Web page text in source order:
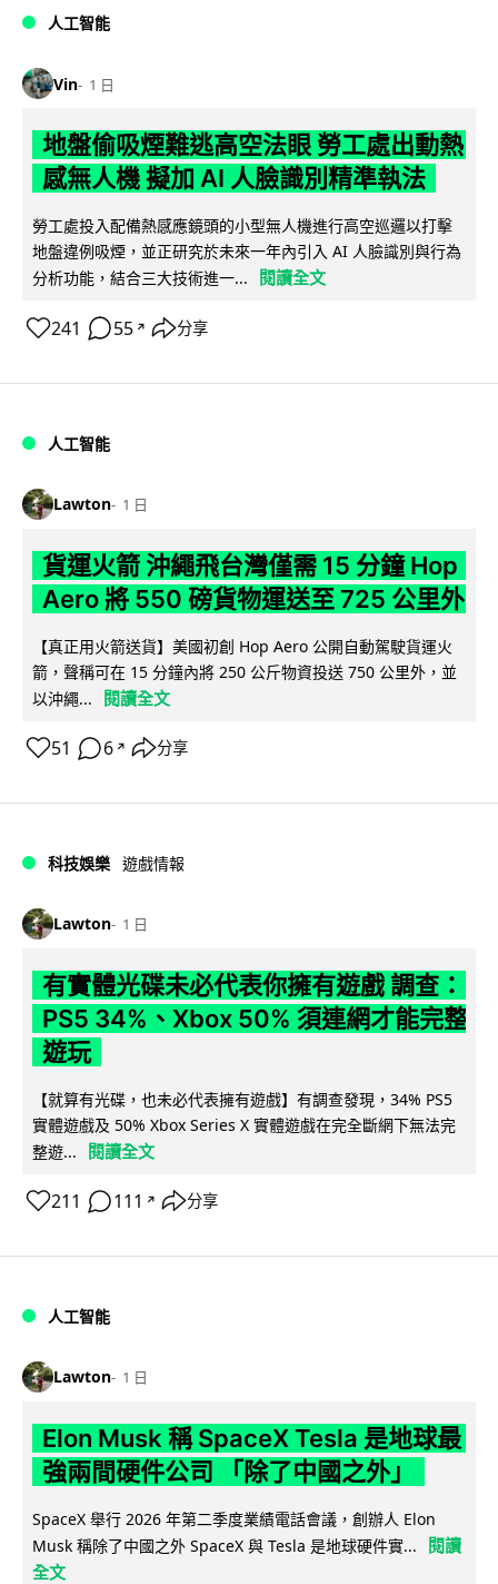
人工智能
Vin 1 日
地盤偷吸煙難逃高空法眼 勞工處出動熱
感無人機 擬加 AI 人臉識別精準執法
勞工處投入配備熱感應鏡頭的小型無人機進行高空巡邏以打擊
地盤違例吸煙，並正研究於未來一年內引入 AI 人臉識別與行為
分析功能，結合三大技術進一...
閱讀全文
241 55 ↗ 分享
人工智能
Lawton 1 日
貨運火箭 沖繩飛台灣僅需 15 分鐘 Hop
Aero 將 550 磅貨物運送至 725 公里外
【真正用火箭送貨】美國初創 Hop Aero 公開自動駕駛貨運火
箭，聲稱可在 15 分鐘內將 250 公斤物資投送 750 公里外，並
以沖繩...
閱讀全文
51 6 ↗ 分享
科技娛樂 遊戲情報
Lawton 1 日
有實體光碟未必代表你擁有遊戲 調查：
PS5 34%、Xbox 50% 須連網才能完整
遊玩
【就算有光碟，也未必代表擁有遊戲】有調查發現，34% PS5
實體遊戲及 50% Xbox Series X 實體遊戲在完全斷網下無法完
整遊...
閱讀全文
211 111 ↗ 分享
人工智能
Lawton 1 日
Elon Musk 稱 SpaceX Tesla 是地球最
強兩間硬件公司 「除了中國之外」
SpaceX 舉行 2026 年第二季度業績電話會議，創辦人 Elon
Musk 稱除了中國之外 SpaceX 與 Tesla 是地球硬件實...
閱讀
全文